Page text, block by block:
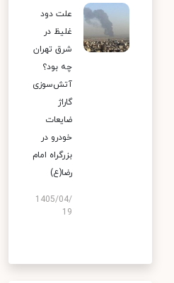
علت دود
غلیظ در
شرق تهران
چه بود؟
آتش‌سوزی
گاراژ
ضایعات
خودرو در
بزرگراه امام
رضا(ع)
1405/04/
19